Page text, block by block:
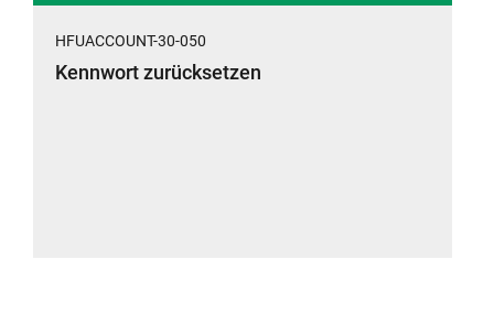
HFUACCOUNT-30-050
Kennwort zurücksetzen